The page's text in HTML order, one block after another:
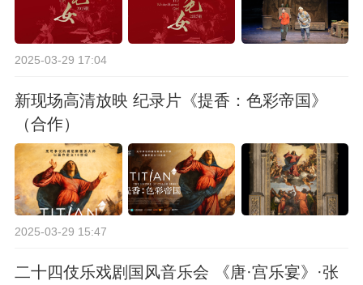
2025-03-29 17:04
新现场高清放映 纪录片《提香：色彩帝国》
（合作）
2025-03-29 15:47
二十四伎乐戏剧国风音乐会 《唐·宫乐宴》·张